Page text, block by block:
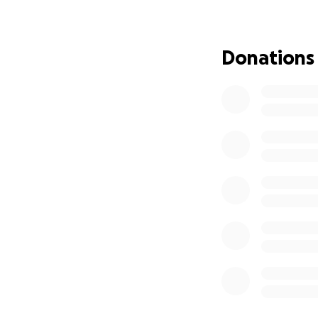
***L’événement
Son histoire
Donations